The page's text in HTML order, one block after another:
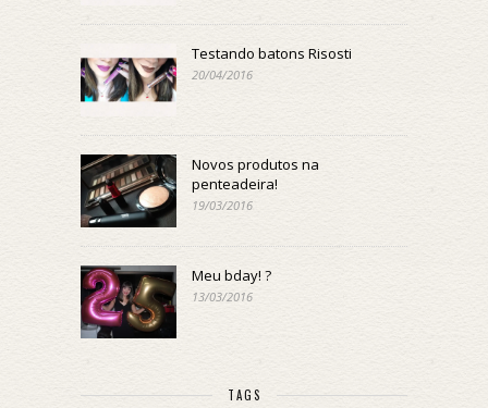
Testando batons Risosti
20/04/2016
Novos produtos na
penteadeira!
19/03/2016
Meu bday! ?
13/03/2016
TAGS